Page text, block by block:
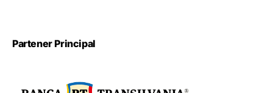
Partener Principal